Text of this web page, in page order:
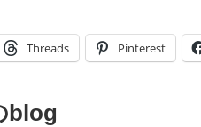
Threads Pinterest
blog